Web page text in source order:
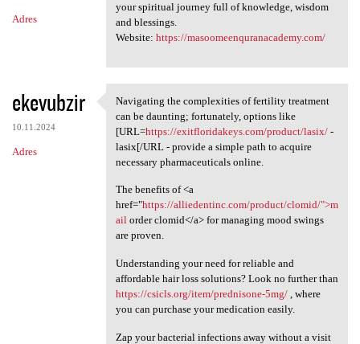
Adres
your spiritual journey full of knowledge, wisdom
and blessings.
Website: https://masoomeenquranacademy.com/
ekevubzir
10.11.2024
Adres
Navigating the complexities
Navigating the complexities of fertility treatment
can be daunting; fortunately, options like
[URL=https://exitfloridakeys.com/product/lasix/-
lasix[/URL - provide a simple path to acquire
necessary pharmaceuticals online.
The benefits of <a
href="https://alliedentinc.com/product/clomid/">m
ailorder clomid</a> for managing mood swings
are proven.
Understanding your need for reliable and
affordable hair loss solutions? Look no further than
https://csicls.org/item/prednisone-5mg/, where
you can purchase your medication easily.
Zap your bacterial infections away without a visit